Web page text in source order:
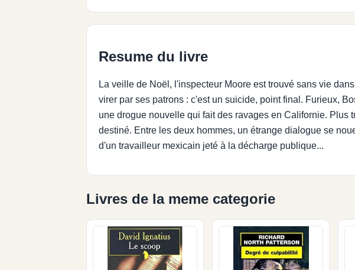
Resume du livre
La veille de Noël, l'inspecteur Moore est trouvé sans vie
virer par ses patrons : c'est un suicide, point final. Furieux,
une drogue nouvelle qui fait des ravages en Californie.
destiné. Entre les deux hommes, un étrange dialogue se
d'un travailleur mexicain jeté à la décharge publique...
Livres de la meme categorie